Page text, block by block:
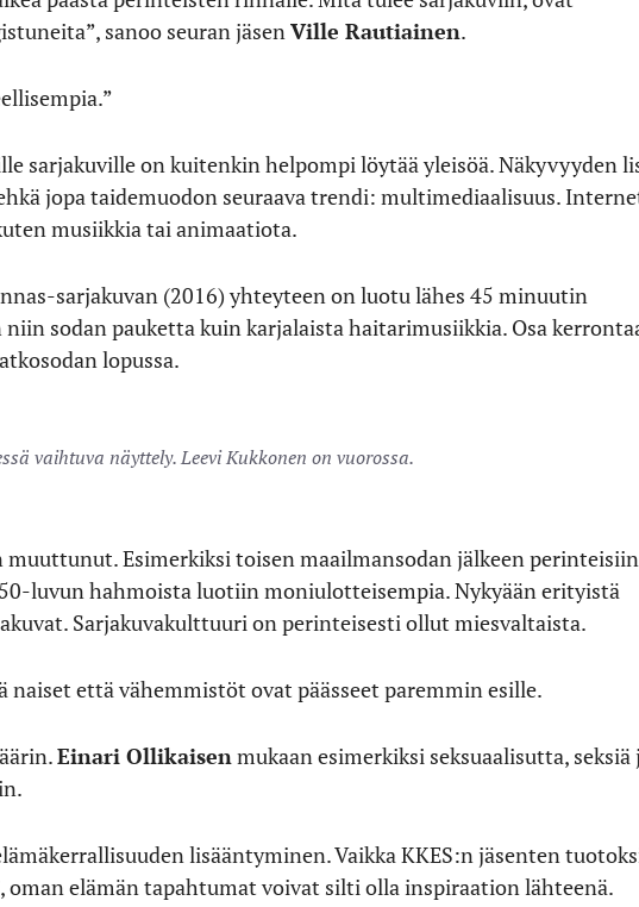
sanoo seuran jäsenVille Rautiainen.
sarjakuville on kuitenkin helpompi löytää yleisöä. Näkyvyyden
jopa taidemuodon seuraava trendi: multimediaalisuus.
musiikkia tai animaatiota.
sarjakuvan (2016) yhteyteen on luotu lähes 45 minuutin
niin sodan pauketta kuin karjalaista haitarimusiikkia. Osa
lopussa.
vaihtuva näyttely. Leevi Kukkonen on vuorossa.
muuttunut. Esimerkiksi toisen maailmansodan jälkeen perinteisiin
luvun hahmoista luotiin moniulotteisempia. Nykyään erityistä
Sarjakuvakulttuuri on perinteisesti ollut miesvaltaista.
että vähemmistöt ovat päässeet paremmin esille.
Einari Ollikaisenmukaan esimerkiksi seksuaalisutta, seksiä
lisääntyminen. Vaikka KKES:n jäsenten
oman elämän tapahtumat voivat silti olla inspiraation lähteenä.